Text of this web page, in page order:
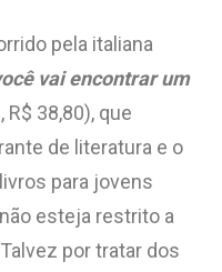
pela italiana
vai encontrar um
R$ 38,80), que
de literatura e o
para jovens
esteja restrito a
por tratar dos